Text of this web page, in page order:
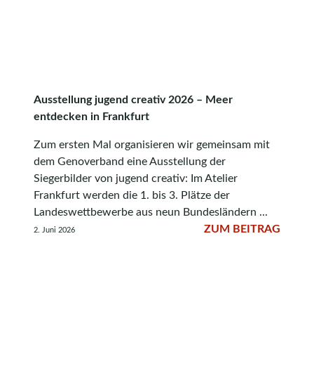
Ausstellung jugend creativ 2026 – Meer
entdecken in Frankfurt
Zum ersten Mal organisieren wir gemeinsam mit
dem Genoverband eine Ausstellung der
Siegerbilder von jugend creativ: Im Atelier
Frankfurt werden die 1. bis 3. Plätze der
Landeswettbewerbe aus neun Bundesländern ...
2. Juni 2026 ZUM BEITRAG